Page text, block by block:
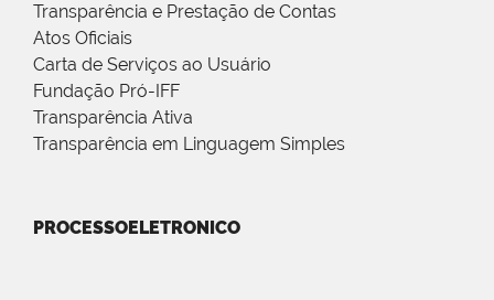
Transparência e Prestação de Contas
Atos Oficiais
Carta de Serviços ao Usuário
Fundação Pró-IFF
Transparência Ativa
Transparência em Linguagem Simples
PROCESSOELETRONICO